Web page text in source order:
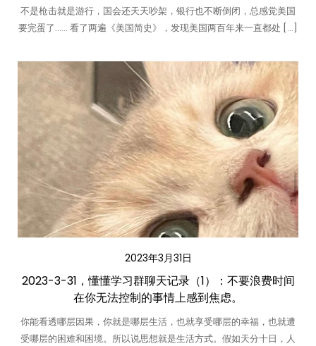
不是枪击就是游行，国会还天天吵架，银行也不断倒闭，总感觉美国
要完蛋了…… 看了两遍《美国简史》，发现美国两百年来一直都处 […]
2023年3月31日
2023-3-31，懂懂学习群聊天记录（1）：不要浪费时间
在你无法控制的事情上感到焦虑。
你能看透哪层因果，你就是哪层生活，也就享受哪层的幸福，也就遭
受哪层的困难和困境。所以说思想就是生活方式。假如天分十日，人